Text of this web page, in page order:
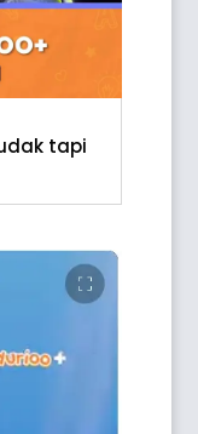
tapi